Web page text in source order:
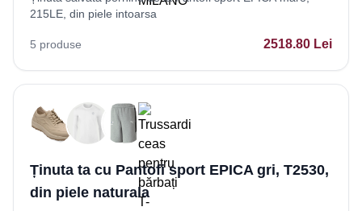
215LE, din piele intoarsa
5 produse 2518.80 Lei
Ținuta ta cu Pantofi sport EPICA gri, T2530,
din piele naturala